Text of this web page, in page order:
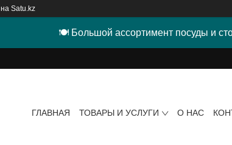
на Satu.kz
🍽 Большой ассортимент посуды и
ГЛАВНАЯ ТОВАРЫ И УСЛУГИ О НАС